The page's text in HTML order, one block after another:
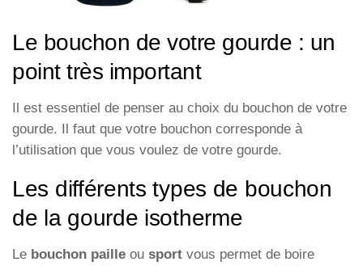
Le bouchon de votre gourde : un
point très important
Il est essentiel de penser au choix du bouchon de votre
gourde. Il faut que votre bouchon corresponde à
l’utilisation que vous voulez de votre gourde.
Les différents types de bouchon
de la gourde isotherme
Le bouchon paille ou sport vous permet de boire